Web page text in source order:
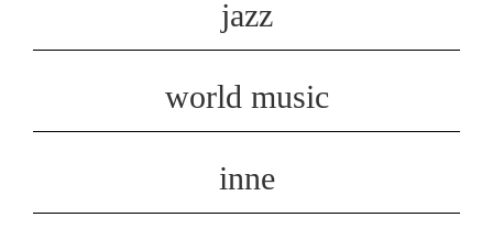
jazz
world music
inne